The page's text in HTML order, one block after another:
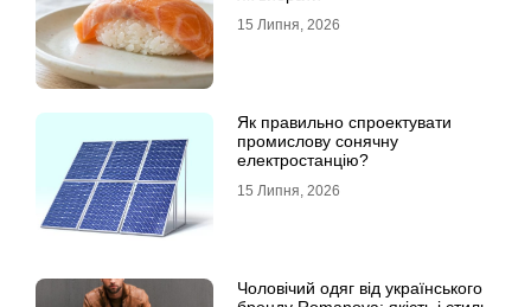
15 Липня, 2026
Як правильно спроектувати
промислову сонячну
електростанцію?
15 Липня, 2026
Чоловічий одяг від українського